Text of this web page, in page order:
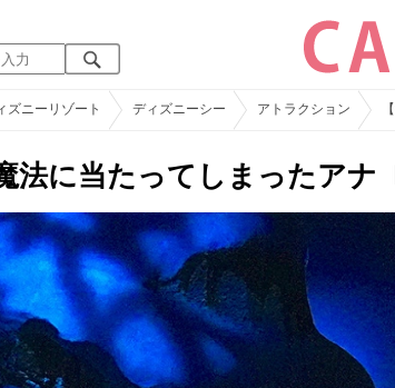
ズニーリゾート ディズニーシー アトラクション
法に当たってしまったアナ